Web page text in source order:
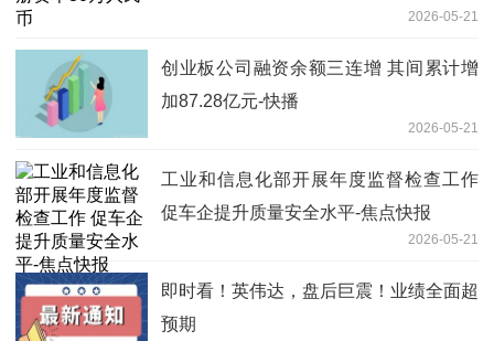
2026-05-21
创业板公司融资余额三连增 其间累计增
加87.28亿元-快播
2026-05-21
工业和信息化部开展年度监督检查工作
促车企提升质量安全水平-焦点快报
2026-05-21
即时看！英伟达，盘后巨震！业绩全面超
预期